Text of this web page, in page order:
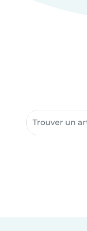
Rechercher